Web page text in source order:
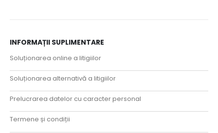
INFORMAȚII SUPLIMENTARE
Soluționarea online a litigiilor
Soluționarea alternativă a litigiilor
Prelucrarea datelor cu caracter personal
Termene și condiții